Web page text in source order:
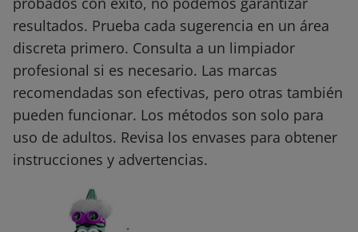
resultados. Prueba cada sugerencia en un área
discreta primero. Consulta a un limpiador
profesional si es necesario. Las marcas
recomendadas son efectivas, pero otras también
pueden funcionar. Los métodos son solo para
uso de adultos. Revisa los envases para obtener
instrucciones y advertencias.